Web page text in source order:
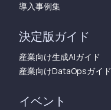
導入事例集
決定版ガイド
産業向け生成AIガイド
産業向けDataOpsガイド
イベント